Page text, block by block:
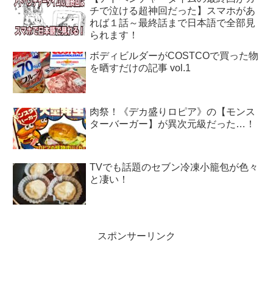
チで泣ける超神回だった】スマホがあ
れば１話～最終話まで日本語で全部見
られます！
ボディビルダーがCOSTCOで買った物
を晒すだけの記事 vol.1
肉祭！《デカ盛りロピア》の【モンス
ターバーガー】が異次元級だった…！
TVでも話題のセブン冷凍小籠包が色々
と凄い！
スポンサーリンク